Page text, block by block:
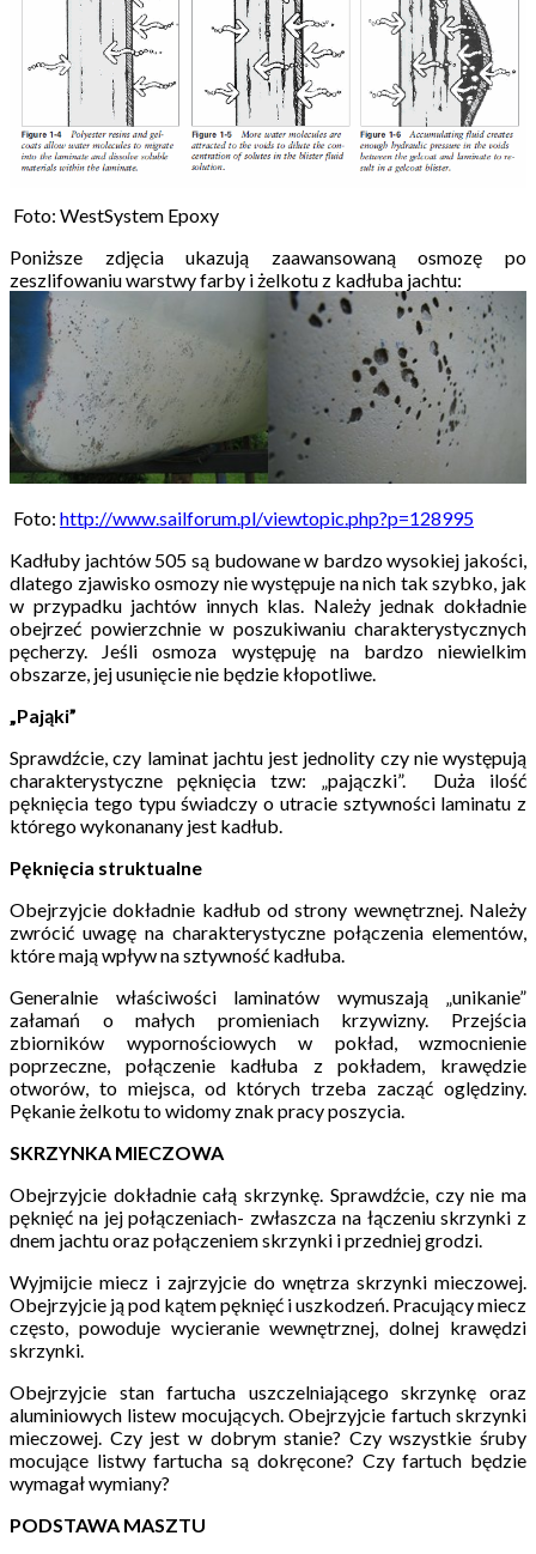
Foto: WestSystem Epoxy
Poniższe zdjęcia ukazują zaawansowaną osmozę po
zeszlifowaniu warstwy farby i żelkotu z kadłuba jachtu:
Foto: http://www.sailforum.pl/viewtopic.php?p=128995
Kadłuby jachtów 505 są budowane w bardzo wysokiej jakości,
dlatego zjawisko osmozy nie występuje na nich tak szybko, jak
w przypadku jachtów innych klas. Należy jednak dokładnie
obejrzeć powierzchnie w poszukiwaniu charakterystycznych
pęcherzy. Jeśli osmoza występuję na bardzo niewielkim
obszarze, jej usunięcie nie będzie kłopotliwe.
„Pająki”
Sprawdźcie, czy laminat jachtu jest jednolity czy nie występują
charakterystyczne pęknięcia tzw: „pajączki”. Duża ilość
pęknięcia tego typu świadczy o utracie sztywności laminatu z
którego wykonanany jest kadłub.
Pęknięcia struktualne
Obejrzyjcie dokładnie kadłub od strony wewnętrznej. Należy
zwrócić uwagę na charakterystyczne połączenia elementów,
które mają wpływ na sztywność kadłuba.
Generalnie właściwości laminatów wymuszają „unikanie”
załamań o małych promieniach krzywizny. Przejścia
zbiorników wypornościowych w pokład, wzmocnienie
poprzeczne, połączenie kadłuba z pokładem, krawędzie
otworów, to miejsca, od których trzeba zacząć oględziny.
Pękanie żelkotu to widomy znak pracy poszycia.
SKRZYNKA MIECZOWA
Obejrzyjcie dokładnie całą skrzynkę. Sprawdźcie, czy nie ma
pęknięć na jej połączeniach- zwłaszcza na łączeniu skrzynki z
dnem jachtu oraz połączeniem skrzynki i przedniej grodzi.
Wyjmijcie miecz i zajrzyjcie do wnętrza skrzynki mieczowej.
Obejrzyjcie ją pod kątem pęknięć i uszkodzeń. Pracujący miecz
często, powoduje wycieranie wewnętrznej, dolnej krawędzi
skrzynki.
Obejrzyjcie stan fartucha uszczelniającego skrzynkę oraz
aluminiowych listew mocujących. Obejrzyjcie fartuch skrzynki
mieczowej. Czy jest w dobrym stanie? Czy wszystkie śruby
mocujące listwy fartucha są dokręcone? Czy fartuch będzie
wymagał wymiany?
PODSTAWA MASZTU